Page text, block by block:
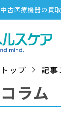
中古医療機器の買
トップ 記事
コラム